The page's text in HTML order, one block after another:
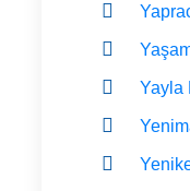
Yayla